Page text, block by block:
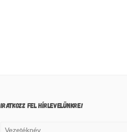
IRATKOZZ FEL HÍRLEVELÜNKRE!